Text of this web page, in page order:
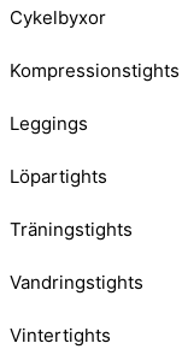
Cykelbyxor
Kompressionstights
Leggings
Löpartights
Träningstights
Vandringstights
Vintertights